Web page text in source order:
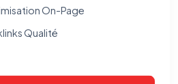
On-Page
Qualité